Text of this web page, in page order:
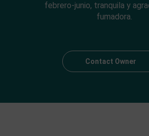
febrero-junio, tranquila y
fumadora.
Contact Owner